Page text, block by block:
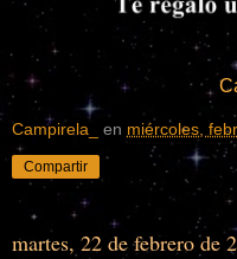
Campirela_ en miércoles,
Compartir
martes, 22 de febrero de